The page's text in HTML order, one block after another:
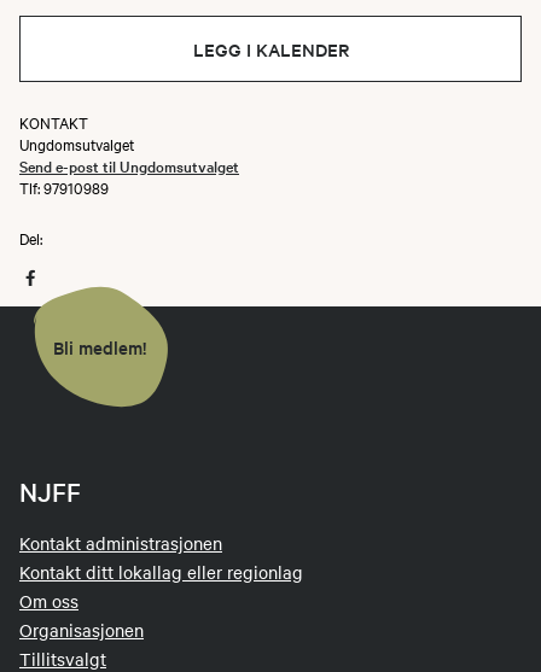
Last ned full kursplan med alle
datoer her
Samling 1 - Første skoledag
Oppstart og gjennomgang av planen for året. Bli
Onsdag 13.05.2026 kl 18-20 - Skjetnemyra
Samling 3 - Leirdueskyting
LEGG I KALENDER
KONTAKT
Ungdomsutvalget
Send e-post til Ungdomsutvalget
Tlf: 97910989
Del:
Bli medlem!
NJFF
Kontakt administrasjonen
Kontakt ditt lokallag eller regionlag
Om oss
Organisasjonen
Tillitsvalgt